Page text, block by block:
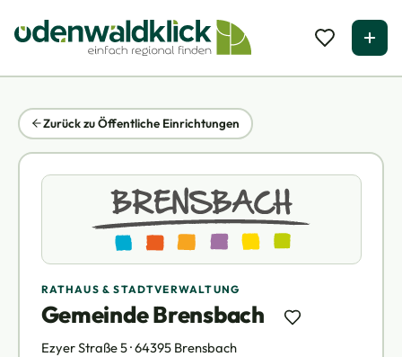
Zurück zu Öffentliche Einrichtungen
RATHAUS & STADTVERWALTUNG
Gemeinde Brensbach
Ezyer Straße 5 · 64395 Brensbach